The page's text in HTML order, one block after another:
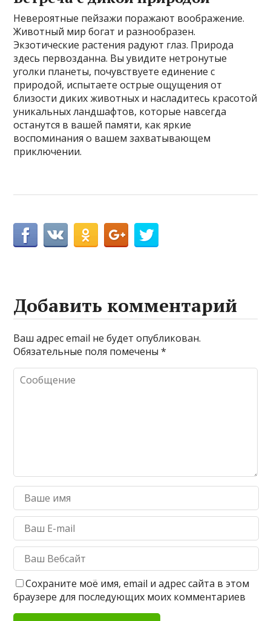
Невероятные пейзажи поражают воображение.
Животный мир богат и разнообразен.
Экзотические растения радуют глаз. Природа
здесь первозданна. Вы увидите нетронутые
уголки планеты, почувствуете единение с
природой, испытаете острые ощущения от
близости диких животных и насладитесь красотой
уникальных ландшафтов, которые навсегда
останутся в вашей памяти, как яркие
воспоминания о вашем захватывающем
приключении.
Добавить комментарий
Ваш адрес email не будет опубликован.
Обязательные поля помечены*
Сохраните моё имя, email и адрес сайта в этом
браузере для последующих моих комментариев